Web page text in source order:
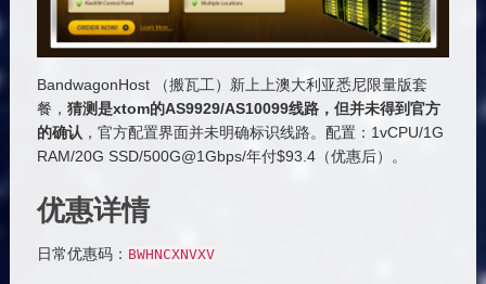
BandwagonHost （搬瓦工）新上上澳大利亚悉尼限量版套
餐， 猜测是xtom的AS9929/AS10099线路，但并未得到官方
的确认 ，官方配置界面并未明确标识线路。配置：1vCPU/1G
RAM/20G SSD/500G@1Gbps/年付$93.4（优惠后）。
优惠详情
日常优惠码： BWHNCXNVXV